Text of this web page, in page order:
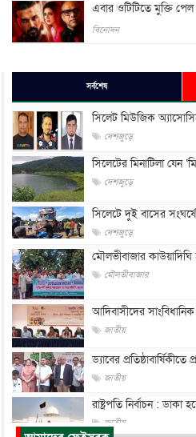
এবার ওটিটিতে মুক্তি পেল
বিনোদন
সর্বশেষ
সিলেট মিউজিক
দেশজুড়ে
সিলেটের মিনাটিলা যেন
দেশজুড়ে
সিলেটে দুই বাসের
দেশজুড়ে
মৌলভীবাজার কাউয়াদিঘি
মৌলভীবাজার
আদিবাসীদের
জাতীয়
ড্যাবের প্রতিষ্ঠাবার্ষিকীতে
জাতীয়
রাষ্ট্রপতি নির্বাচন :
জাতীয়